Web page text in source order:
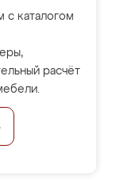
с каталогом
расчёт